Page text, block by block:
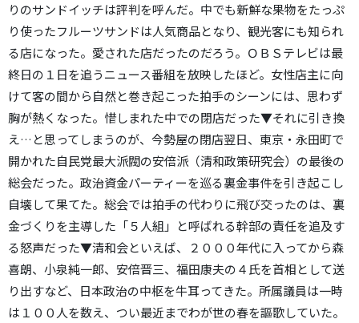
りのサンドイッチは評判を呼んだ。中でも新鮮な果物をたっぷ
り使ったフルーツサンドは人気商品となり、観光客にも知られ
る店になった。愛された店だったのだろう。ＯＢＳテレビは最
終日の１日を追うニュース番組を放映したほど。女性店主に向
けて客の間から自然と巻き起こった拍手のシーンには、思わず
胸が熱くなった。惜しまれた中での閉店だった▼それに引き換
え…と思ってしまうのが、今勢屋の閉店翌日、東京・永田町で
開かれた自民党最大派閥の安倍派（清和政策研究会）の最後の
総会だった。政治資金パーティーを巡る裏金事件を引き起こし
自壊して果てた。総会では拍手の代わりに飛び交ったのは、裏
金づくりを主導した「５人組」と呼ばれる幹部の責任を追及す
る怒声だった▼清和会といえば、２０００年代に入ってから森
喜朗、小泉純一郎、安倍晋三、福田康夫の４氏を首相として送
り出すなど、日本政治の中枢を牛耳ってきた。所属議員は一時
は１００人を数え、つい最近までわが世の春を謳歌していた。